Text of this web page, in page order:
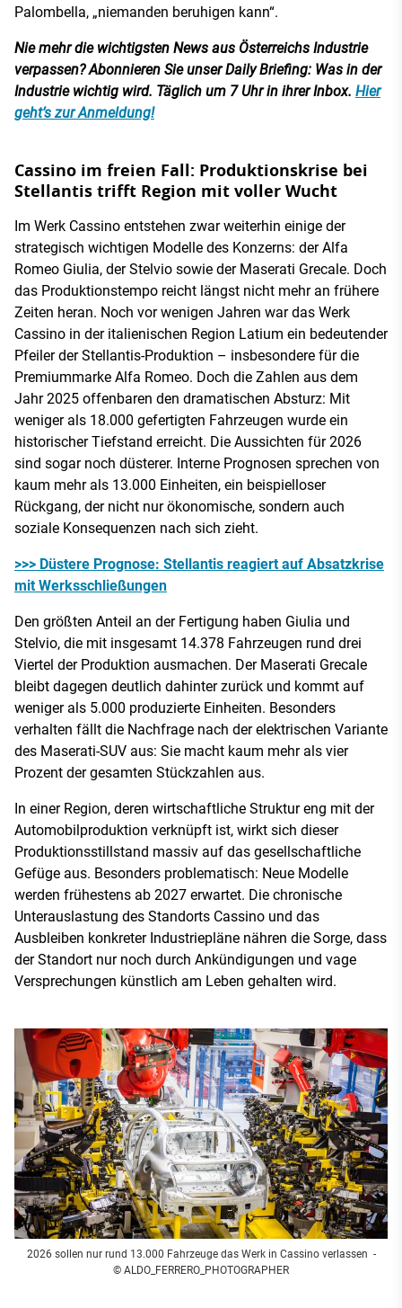
Palombella, „niemanden beruhigen kann“.
Nie mehr die wichtigsten News aus Österreichs Industrie
verpassen? Abonnieren Sie unser Daily Briefing: Was in der
Industrie wichtig wird. Täglich um 7 Uhr in ihrer Inbox. Hier
geht’s zur Anmeldung!
Cassino im freien Fall: Produktionskrise bei
Stellantis trifft Region mit voller Wucht
Im Werk Cassino entstehen zwar weiterhin einige der
strategisch wichtigen Modelle des Konzerns: der Alfa
Romeo Giulia, der Stelvio sowie der Maserati Grecale. Doch
das Produktionstempo reicht längst nicht mehr an frühere
Zeiten heran. Noch vor wenigen Jahren war das Werk
Cassino in der italienischen Region Latium ein bedeutender
Pfeiler der Stellantis-Produktion – insbesondere für die
Premiummarke Alfa Romeo. Doch die Zahlen aus dem
Jahr 2025 offenbaren den dramatischen Absturz: Mit
weniger als 18.000 gefertigten Fahrzeugen wurde ein
historischer Tiefstand erreicht. Die Aussichten für 2026
sind sogar noch düsterer. Interne Prognosen sprechen von
kaum mehr als 13.000 Einheiten, ein beispielloser
Rückgang, der nicht nur ökonomische, sondern auch
soziale Konsequenzen nach sich zieht.
>>> Düstere Prognose: Stellantis reagiert auf Absatzkrise
mit Werksschließungen
Den größten Anteil an der Fertigung haben Giulia und
Stelvio, die mit insgesamt 14.378 Fahrzeugen rund drei
Viertel der Produktion ausmachen. Der Maserati Grecale
bleibt dagegen deutlich dahinter zurück und kommt auf
weniger als 5.000 produzierte Einheiten. Besonders
verhalten fällt die Nachfrage nach der elektrischen Variante
des Maserati-SUV aus: Sie macht kaum mehr als vier
Prozent der gesamten Stückzahlen aus.
In einer Region, deren wirtschaftliche Struktur eng mit der
Automobilproduktion verknüpft ist, wirkt sich dieser
Produktionsstillstand massiv auf das gesellschaftliche
Gefüge aus. Besonders problematisch: Neue Modelle
werden frühestens ab 2027 erwartet. Die chronische
Unterauslastung des Standorts Cassino und das
Ausbleiben konkreter Industriepläne nähren die Sorge, dass
der Standort nur noch durch Ankündigungen und vage
Versprechungen künstlich am Leben gehalten wird.
2026 sollen nur rund 13.000 Fahrzeuge das Werk in Cassino verlassen -
© ALDO_FERRERO_PHOTOGRAPHER